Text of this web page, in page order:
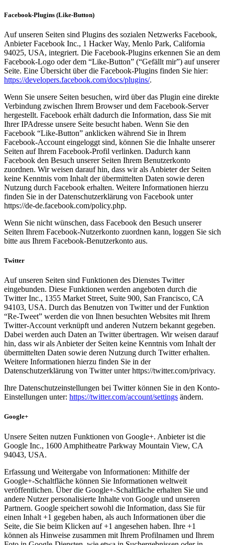
Facebook-Plugins (Like-Button)
Auf unseren Seiten sind Plugins des sozialen Netzwerks Facebook,
Anbieter Facebook Inc., 1 Hacker Way, Menlo Park, California
94025, USA, integriert. Die Facebook-Plugins erkennen Sie an dem
Facebook-Logo oder dem “Like-Button” (“Gefällt mir”) auf unserer
Seite. Eine Übersicht über die Facebook-Plugins finden Sie hier:
https://developers.facebook.com/docs/plugins/.
Wenn Sie unsere Seiten besuchen, wird über das Plugin eine direkte
Verbindung zwischen Ihrem Browser und dem Facebook-Server
hergestellt. Facebook erhält dadurch die Information, dass Sie mit
Ihrer IPAdresse unsere Seite besucht haben. Wenn Sie den
Facebook “Like-Button” anklicken während Sie in Ihrem
Facebook-Account eingeloggt sind, können Sie die Inhalte unserer
Seiten auf Ihrem Facebook-Profil verlinken. Dadurch kann
Facebook den Besuch unserer Seiten Ihrem Benutzerkonto
zuordnen. Wir weisen darauf hin, dass wir als Anbieter der Seiten
keine Kenntnis vom Inhalt der übermittelten Daten sowie deren
Nutzung durch Facebook erhalten. Weitere Informationen hierzu
finden Sie in der Datenschutzerklärung von Facebook unter
https://de-de.facebook.com/policy.php.
Wenn Sie nicht wünschen, dass Facebook den Besuch unserer
Seiten Ihrem Facebook-Nutzerkonto zuordnen kann, loggen Sie sich
bitte aus Ihrem Facebook-Benutzerkonto aus.
Twitter
Auf unseren Seiten sind Funktionen des Dienstes Twitter
eingebunden. Diese Funktionen werden angeboten durch die
Twitter Inc., 1355 Market Street, Suite 900, San Francisco, CA
94103, USA. Durch das Benutzen von Twitter und der Funktion
“Re-Tweet” werden die von Ihnen besuchten Websites mit Ihrem
Twitter-Account verknüpft und anderen Nutzern bekannt gegeben.
Dabei werden auch Daten an Twitter übertragen. Wir weisen darauf
hin, dass wir als Anbieter der Seiten keine Kenntnis vom Inhalt der
übermittelten Daten sowie deren Nutzung durch Twitter erhalten.
Weitere Informationen hierzu finden Sie in der
Datenschutzerklärung von Twitter unter https://twitter.com/privacy.
Ihre Datenschutzeinstellungen bei Twitter können Sie in den Konto-
Einstellungen unter: https://twitter.com/account/settings ändern.
Google+
Unsere Seiten nutzen Funktionen von Google+. Anbieter ist die
Google Inc., 1600 Amphitheatre Parkway Mountain View, CA
94043, USA.
Erfassung und Weitergabe von Informationen: Mithilfe der
Google+-Schaltfläche können Sie Informationen weltweit
veröffentlichen. Über die Google+-Schaltfläche erhalten Sie und
andere Nutzer personalisierte Inhalte von Google und unseren
Partnern. Google speichert sowohl die Information, dass Sie für
einen Inhalt +1 gegeben haben, als auch Informationen über die
Seite, die Sie beim Klicken auf +1 angesehen haben. Ihre +1
können als Hinweise zusammen mit Ihrem Profilnamen und Ihrem